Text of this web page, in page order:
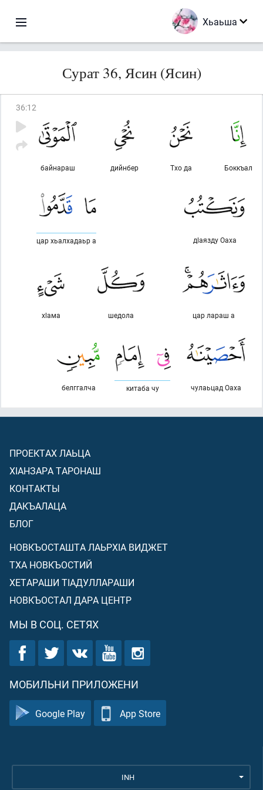
Хьаьша
Сурат 36, Ясин (Ясин)
36:12
Боккъал
Тхо да
дийнбер
байнараш
дlаязду Оаха
цар хьалхадаьр а
цар лараш а
шедола
хlама
чулаьцад Оаха
китаба чу
белггалча
ПРОЕКТАХ ЛАЬЦА
ХIАНЗАРА ТАРОНАШ
КОНТАКТЫ
ДАКЪАЛАЦА
БЛОГ
НОВКЪОСТАШТА ЛАЬРХIА ВИДЖЕТ
ТХА НОВКЪОСТИЙ
ХЕТАРАШИ ТIАДУЛЛАРАШИ
НОВКЪОСТАЛ ДАРА ЦЕНТР
МЫ В СОЦ. СЕТЯХ
МОБИЛЬНИ ПРИЛОЖЕНИ
Google Play App Store
INH